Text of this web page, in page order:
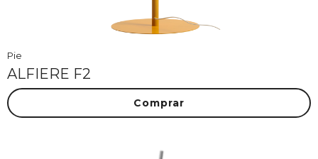
Pie
ALFIERE F2
Comprar